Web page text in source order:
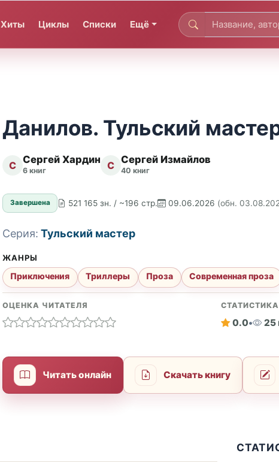
Хиты Циклы Списки Ещё
Данилов. Тульский
С Сергей Хардин
6 книг С Сергей Измайлов
40 книг
Завершена 521 165 зн. / ~196 стр. 09.06.2026 (обн.
Серия: Тульский мастер
ЖАНРЫ
Приключения Триллеры Проза Современная проза
ОЦЕНКА ЧИТАТЕЛЯ СТАТИСТИКА
0.0• 25
Читать онлайн Скачать книгу